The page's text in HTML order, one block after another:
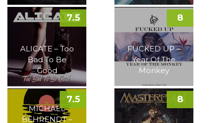
ALICATE – Too
Bad To Be
Good
7.5
FUCKED UP –
Year Of The
Monkey
8
MICHAEL
BEHRENDT –
7.5 8